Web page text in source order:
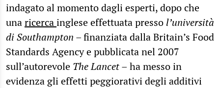
indagato al momento dagli esperti, dopo che
unaricercainglese effettuata presso l’università
di Southampton –finanziata dalla Britain’s Food
Standards Agency e pubblicata nel 2007
sull’autorevole The Lancet– ha messo in
evidenza gli effetti peggiorativi degli additivi